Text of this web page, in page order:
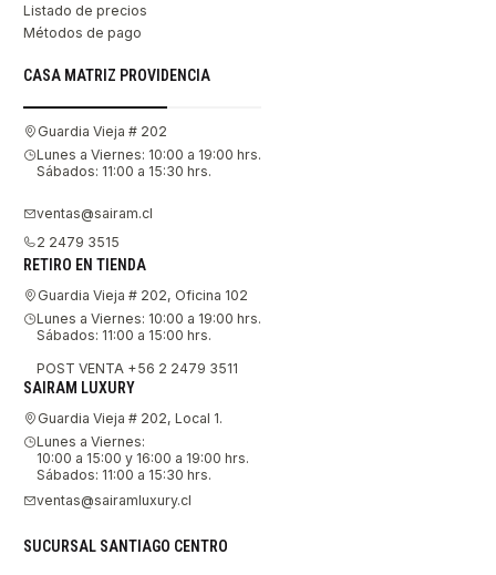
Listado de precios
Métodos de pago
CASA MATRIZ PROVIDENCIA
Guardia Vieja # 202
Lunes a Viernes: 10:00 a 19:00 hrs.
Sábados: 11:00 a 15:30 hrs.
ventas@sairam.cl
2 2479 3515
RETIRO EN TIENDA
Guardia Vieja # 202, Oficina 102
Lunes a Viernes: 10:00 a 19:00 hrs.
Sábados: 11:00 a 15:00 hrs.
POST VENTA +56 2 2479 3511
SAIRAM LUXURY
Guardia Vieja # 202, Local 1.
Lunes a Viernes:
10:00 a 15:00 y 16:00 a 19:00 hrs.
Sábados: 11:00 a 15:30 hrs.
ventas@sairamluxury.cl
SUCURSAL SANTIAGO CENTRO